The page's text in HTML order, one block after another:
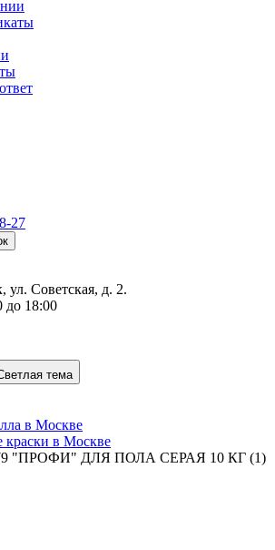
27
ул. Советская, д. 2.
до 18:00
тема
в Москве
краски в Москве
"ПРОФИ" ДЛЯ ПОЛА СЕРАЯ 10 КГ (1)